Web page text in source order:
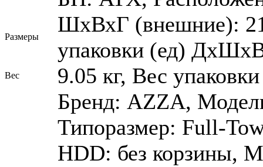
Размеры
ШхВхГ (внешние):
упаковки (ед)
Вес 9.05 кг, Вес
Бренд: AZZA,
Типоразмер: Full-
HDD: без корзины,